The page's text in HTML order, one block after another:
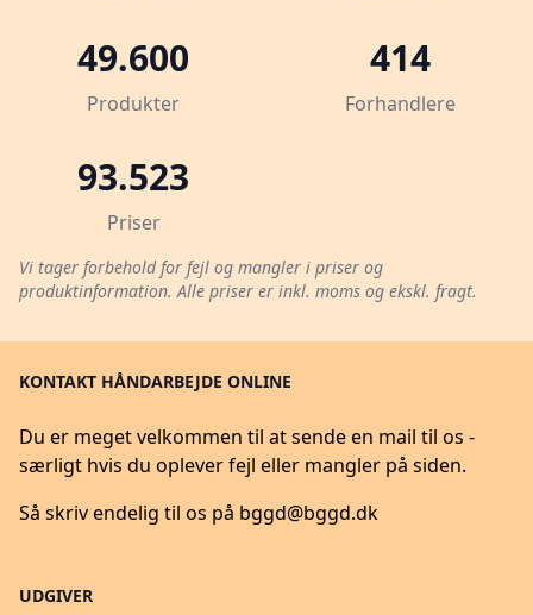
49.600
Produkter
414
Forhandlere
93.523
Priser
Vi tager forbehold for fejl og mangler i priser og
produktinformation. Alle priser er inkl. moms og ekskl. fragt.
KONTAKT HÅNDARBEJDE ONLINE
Du er meget velkommen til at sende en mail til os -
særligt hvis du oplever fejl eller mangler på siden.
Så skriv endelig til os på bggd@bggd.dk
UDGIVER